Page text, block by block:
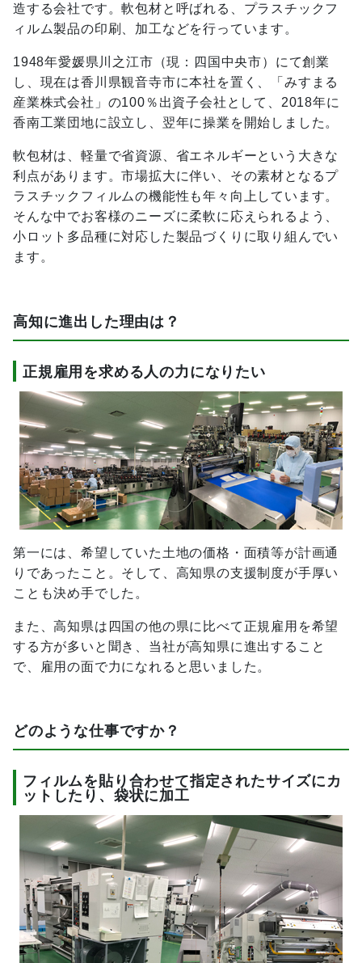
造する会社です。軟包材と呼ばれる、プラスチックフ
ィルム製品の印刷、加工などを行っています。
1948年愛媛県川之江市（現：四国中央市）にて創業
し、現在は香川県観音寺市に本社を置く、「みすまる
産業株式会社」の100％出資子会社として、2018年に
香南工業団地に設立し、翌年に操業を開始しました。
軟包材は、軽量で省資源、省エネルギーという大きな
利点があります。市場拡大に伴い、その素材となるプ
ラスチックフィルムの機能性も年々向上しています。
そんな中でお客様のニーズに柔軟に応えられるよう、
小ロット多品種に対応した製品づくりに取り組んでい
ます。
高知に進出した理由は？
正規雇用を求める人の力になりたい
第一には、希望していた土地の価格・面積等が計画通
りであったこと。そして、高知県の支援制度が手厚い
ことも決め手でした。
また、高知県は四国の他の県に比べて正規雇用を希望
する方が多いと聞き、当社が高知県に進出すること
で、雇用の面で力になれると思いました。
どのような仕事ですか？
フィルムを貼り合わせて指定されたサイズにカ
ットしたり、袋状に加工